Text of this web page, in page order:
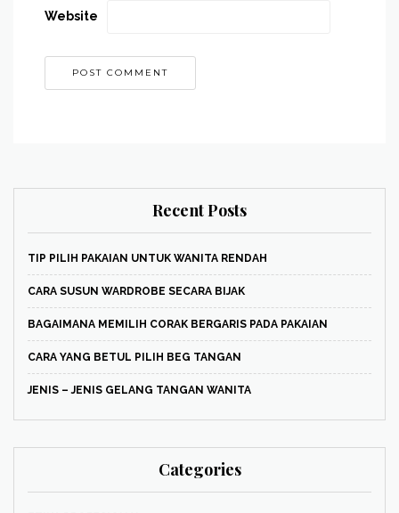
Website
Recent Posts
TIP PILIH PAKAIAN UNTUK WANITA RENDAH
CARA SUSUN WARDROBE SECARA BIJAK
BAGAIMANA MEMILIH CORAK BERGARIS PADA PAKAIAN
CARA YANG BETUL PILIH BEG TANGAN
JENIS – JENIS GELANG TANGAN WANITA
Categories